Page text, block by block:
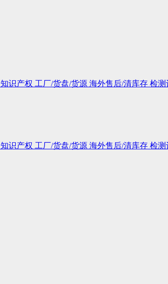
知识产权 工厂/货盘/货源 海外售后/清库存 检
知识产权 工厂/货盘/货源 海外售后/清库存 检